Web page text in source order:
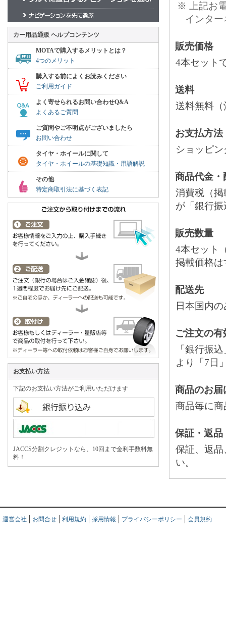
カー用品通販 ヘルプコンテンツ
MOTAで購入するメリットとは？
4つのメリット
購入する前によくお読みください
ご利用ガイド
よく寄せられるお問い合わせQ&A
よくあるご質問
ご質問やご不明点がございましたら
お問い合わせ
タイヤ・ホイールに関して
タイヤ・ホイールの基礎知識・用語解説
その他
特定商取引法に基づく表記
お支払い方法
下記のお支払い方法がご利用いただけます
JACCS分割クレジットなら、10回まで金利手数料無
料！
※ 上記お
インタ
販売価格
4本セット
送料
送料無料（
お支払方法
ショッピ
商品代金・
消費税（
が「銀行
販売数量
4本セット
掲載価格
配送先
日本国内の
ご注文の有
「銀行振
より「7日
商品のお届
商品毎に
保証・返品
保証、返
い。
運営会社 お問合せ 利用規約 採用情報 プライバシーポリシー 会員規約